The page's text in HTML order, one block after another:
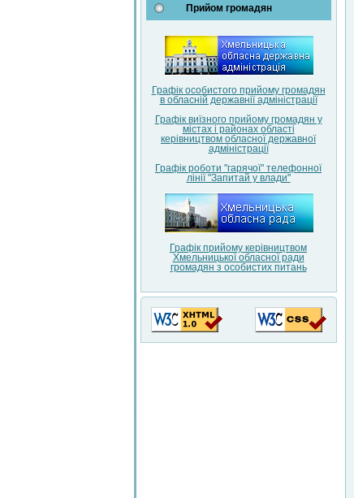
Прийом громадян
Графік особистого прийому громадян
в обласній державнії адміністрації
Графік виїзного прийому громадян у
містах і районах області
керівництвом обласної державної
адміністрації
Графік роботи "гарячої" телефонної
лінії "Запитай у влади"
Графік прийому керівництвом
Хмельницької обласної ради
громадян з особистих питань